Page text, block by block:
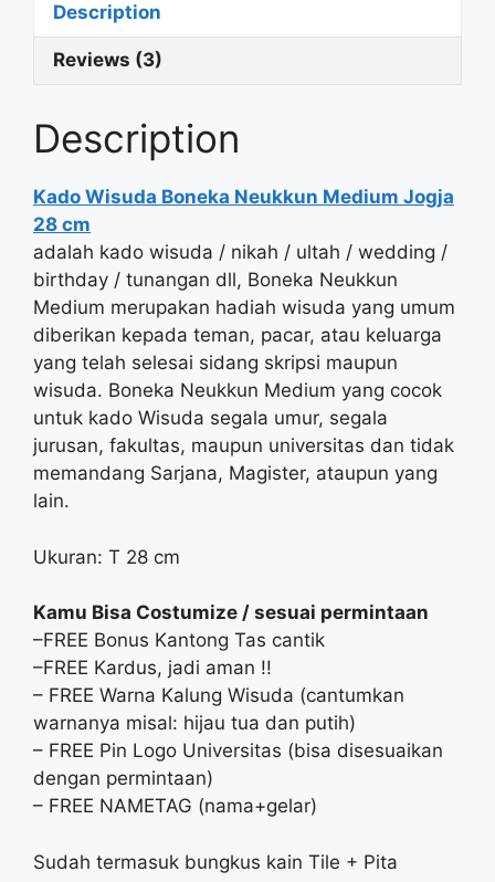
Description
Reviews (3)
Description
Kado Wisuda Boneka Neukkun Medium Jogja
28 cm
adalah kado wisuda / nikah / ultah / wedding /
birthday / tunangan dll, Boneka Neukkun
Medium merupakan hadiah wisuda yang umum
diberikan kepada teman, pacar, atau keluarga
yang telah selesai sidang skripsi maupun
wisuda. Boneka Neukkun Medium yang cocok
untuk kado Wisuda segala umur, segala
jurusan, fakultas, maupun universitas dan tidak
memandang Sarjana, Magister, ataupun yang
lain.
Ukuran: T 28 cm
Kamu Bisa Costumize / sesuai permintaan
–FREE Bonus Kantong Tas cantik
–FREE Kardus, jadi aman !!
– FREE Warna Kalung Wisuda (cantumkan
warnanya misal: hijau tua dan putih)
– FREE Pin Logo Universitas (bisa disesuaikan
dengan permintaan)
– FREE NAMETAG (nama+gelar)
Sudah termasuk bungkus kain Tile + Pita